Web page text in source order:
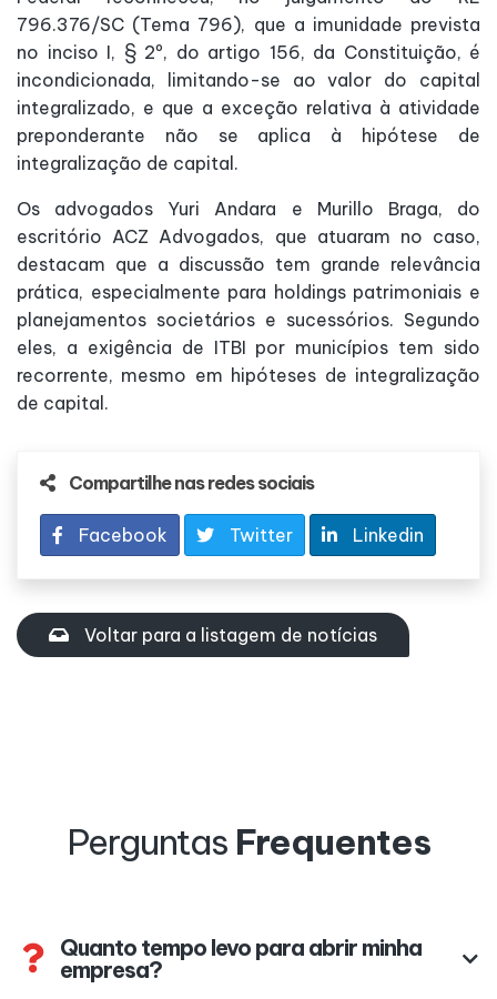
796.376/SC (Tema 796), que a imunidade prevista
no inciso I, § 2º, do artigo 156, da Constituição, é
incondicionada, limitando-se ao valor do capital
integralizado, e que a exceção relativa à atividade
preponderante não se aplica à hipótese de
integralização de capital.
Os advogados Yuri Andara e Murillo Braga, do
escritório ACZ Advogados, que atuaram no caso,
destacam que a discussão tem grande relevância
prática, especialmente para holdings patrimoniais e
planejamentos societários e sucessórios. Segundo
eles, a exigência de ITBI por municípios tem sido
recorrente, mesmo em hipóteses de integralização
de capital.
Compartilhe nas redes sociais
Facebook Twitter Linkedin
Voltar para a listagem de notícias
Perguntas Frequentes
Quanto tempo levo para abrir minha
empresa?